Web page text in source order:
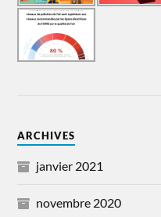
ARCHIVES
janvier 2021
novembre 2020